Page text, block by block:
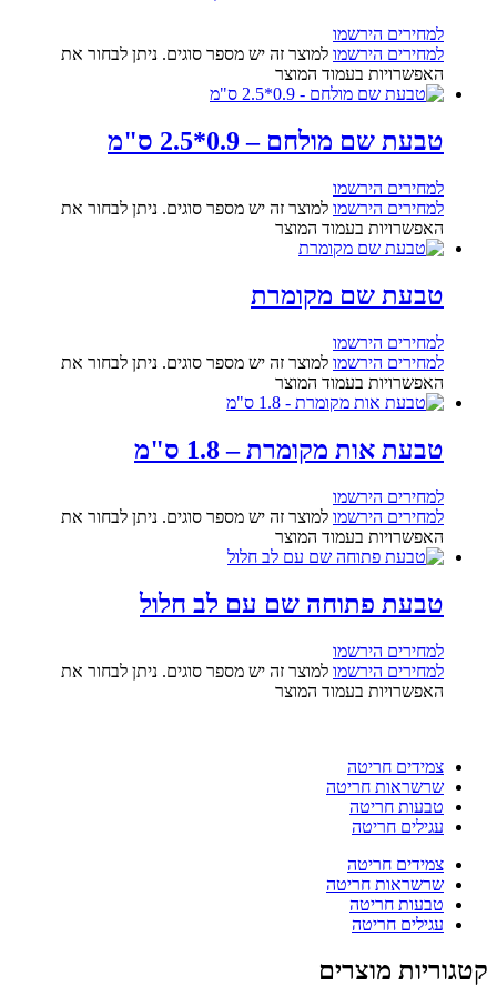
למחירים הירשמו
למחירים הירשמו למוצר זה יש מספר סוגים. ניתן לבחור את
האפשרויות בעמוד המוצר
טבעת שם מולחם – 0.9*2.5 ס"מ
למחירים הירשמו
למחירים הירשמו למוצר זה יש מספר סוגים. ניתן לבחור את
האפשרויות בעמוד המוצר
טבעת שם מקומרת
למחירים הירשמו
למחירים הירשמו למוצר זה יש מספר סוגים. ניתן לבחור את
האפשרויות בעמוד המוצר
טבעת אות מקומרת – 1.8 ס"מ
למחירים הירשמו
למחירים הירשמו למוצר זה יש מספר סוגים. ניתן לבחור את
האפשרויות בעמוד המוצר
טבעת פתוחה שם עם לב חלול
למחירים הירשמו
למחירים הירשמו למוצר זה יש מספר סוגים. ניתן לבחור את
האפשרויות בעמוד המוצר
צמידים חריטה
שרשראות חריטה
טבעות חריטה
עגילים חריטה
צמידים חריטה
שרשראות חריטה
טבעות חריטה
עגילים חריטה
קטגוריות מוצרים